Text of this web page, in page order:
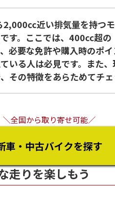
近い排気量を持つ
す。ここでは、400cc超
必要な免許や購入時のポ
いる人は必見です。また
その特徴をあらためてチェ
＼全国から取り寄せ可能／
車・中古バイクを探す
走りを楽しもう